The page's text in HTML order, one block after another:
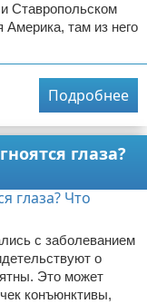
Ставропольском
Америка, там из него
Подробнее
глаза?
с заболеванием
о
Это может
конъюнктивы,